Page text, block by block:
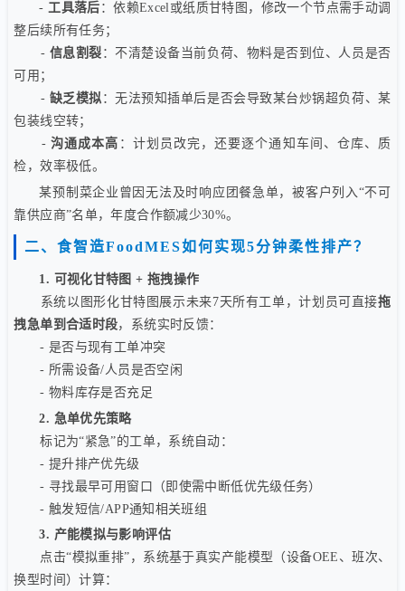
-工具落后 ：依赖Excel或纸质甘特图，修改一个节点需手动调
整后续所有任务；
- 信息割裂 ：不清楚设备当前负荷、物料是否到位、人员是否
可用；
- 缺乏模拟 ：无法预知插单后是否会导致某台炒锅超负荷、某
包装线空转；
-沟通成本高 ：计划员改完，还要逐个通知车间、仓库、质
检，效率极低。
某预制菜企业曾因无法及时响应团餐急单，被客户列入“不可
靠供应商”名单，年度合作额减少30%。
二、食智造FoodMES如何实现5分钟柔性排产？
1. 可视化甘特图 + 拖拽操作
系统以图形化甘特图展示未来7天所有工单，计划员可直接拖
拽急单到合适时段，系统实时反馈：
- 是否与现有工单冲突
- 所需设备/人员是否空闲
- 物料库存是否充足
2. 急单优先策略
标记为“紧急”的工单，系统自动：
- 提升排产优先级
- 寻找最早可用窗口（即使需中断低优先级任务）
- 触发短信/APP通知相关班组
3. 产能模拟与影响评估
点击“模拟重排”，系统基于真实产能模型（设备OEE、班次、
换型时间）计算：